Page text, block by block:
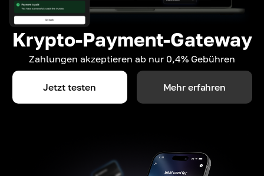
Krypto-Payment-Gateway
Zahlungen akzeptieren ab nur 0,4% Gebühren
Jetzt testen Mehr erfahren